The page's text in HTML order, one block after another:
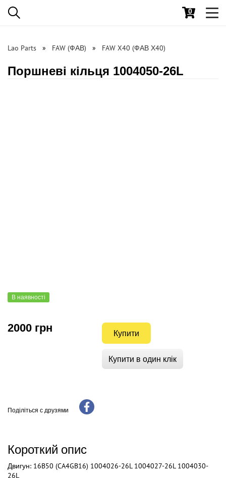
0
Lao Parts FAW (ФАВ) FAW X40 (ФАВ Х40)
Поршневі кільця 1004050-26L
В наявності
2000 грн Купити
Купити в один клік
Поділіться с друзями
Короткий опис
Двигун: 16B50 (CA4GB16) 1004026-26L 1004027-26L 1004030-
26L